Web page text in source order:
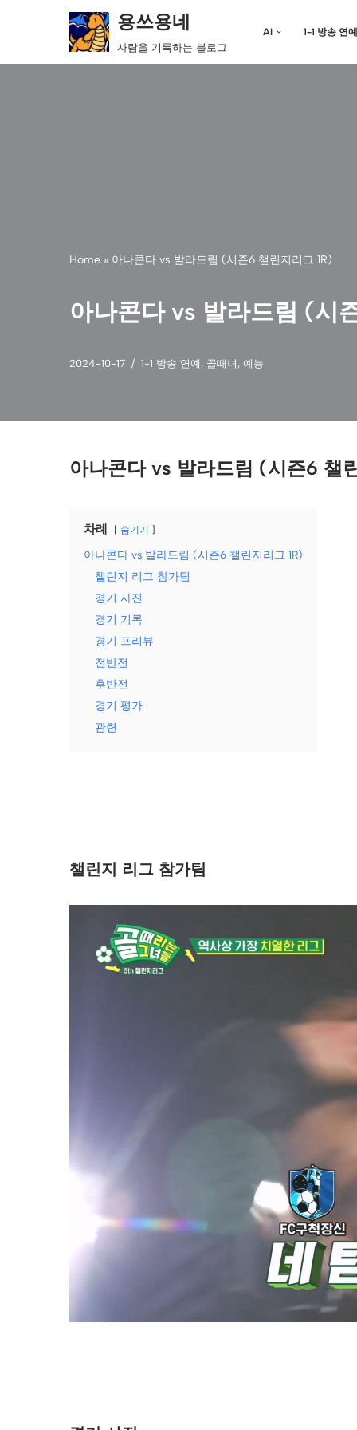
텐
용쓰용네
사람을 기록하는 블로그
AI 1-1 방송 연예
Home » 아나콘다 vs 발라드림 (시즌6 챌린지리그 1R)
아나콘다 vs 발라드림 (시
2024-10-17 1-1 방송 연예 , 골때녀 , 예능
아나콘다 vs 발라드림 (시즌6 챌
차례 숨기기
아나콘다 vs 발라드림 (시즌6 챌린지리그 1R)
챌린지 리그 참가팀
경기 사진
경기 기록
경기 프리뷰
전반전
후반전
경기 평가
관련
챌린지 리그 참가팀